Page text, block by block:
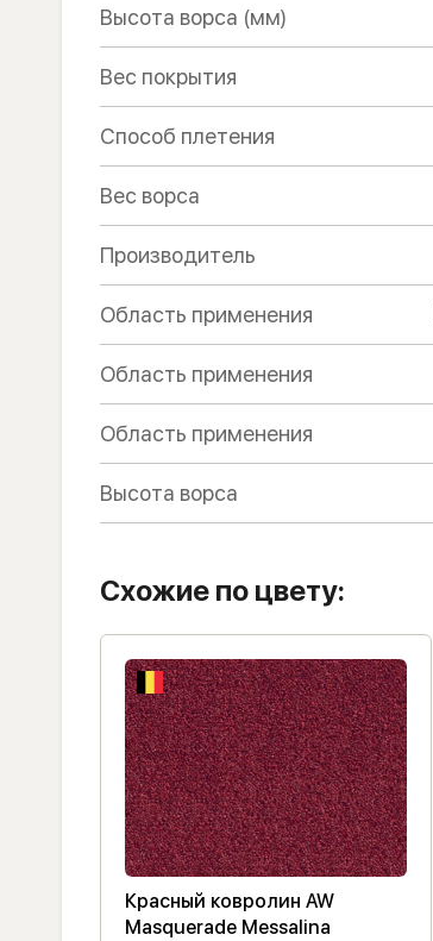
Высота ворса (мм)
Вес покрытия
Способ плетения
Вес ворса
Производитель
Область применения
Область применения
Область применения
Высота ворса
Схожие по цвету:
Красный ковролин AW
Masquerade Messalina